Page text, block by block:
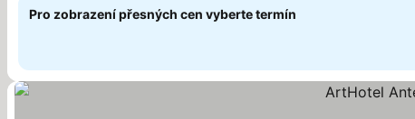
Pro zobrazení přesných cen vyberte termín